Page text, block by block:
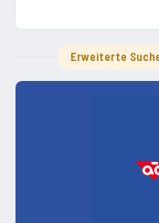
Erweiterte